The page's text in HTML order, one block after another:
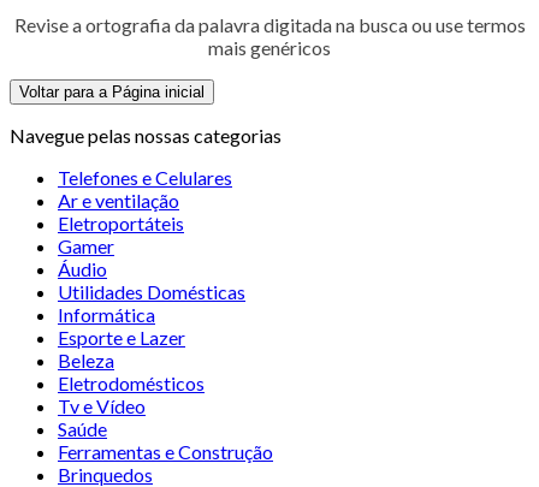
Revise a ortografia da palavra digitada na busca ou use termos
mais genéricos
Voltar para a Página inicial
Navegue pelas nossas categorias
Telefones e Celulares
Ar e ventilação
Eletroportáteis
Gamer
Áudio
Utilidades Domésticas
Informática
Esporte e Lazer
Beleza
Eletrodomésticos
Tv e Vídeo
Saúde
Ferramentas e Construção
Brinquedos